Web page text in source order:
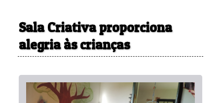
Sala Criativa proporciona
alegria às crianças